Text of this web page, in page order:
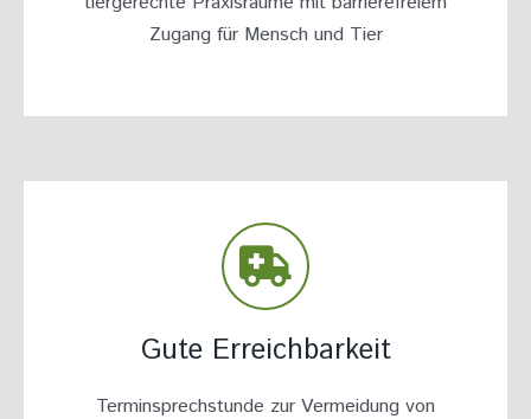
Zugang für Mensch und Tier
Gute Erreichbarkeit
Terminsprechstunde zur Vermeidung von